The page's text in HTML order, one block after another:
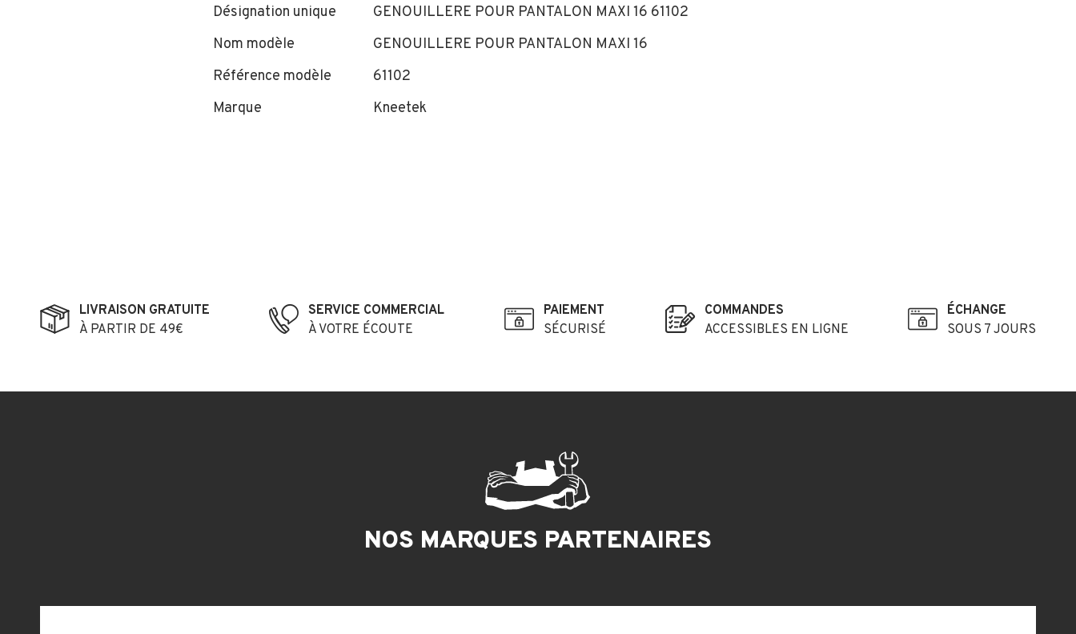
Désignation unique
GENOUILLERE POUR PANTALON MAXI 16 61102
Nom modèle
GENOUILLERE POUR PANTALON MAXI 16
Référence modèle
61102
Marque
Kneetek
LIVRAISON GRATUITE
À PARTIR DE 49€
SERVICE COMMERCIAL
À VOTRE ÉCOUTE
PAIEMENT
SÉCURISÉ
COMMANDES
ACCESSIBLES EN LIGNE
ÉCHANGE
SOUS 7 JOURS
NOS MARQUES PARTENAIRES